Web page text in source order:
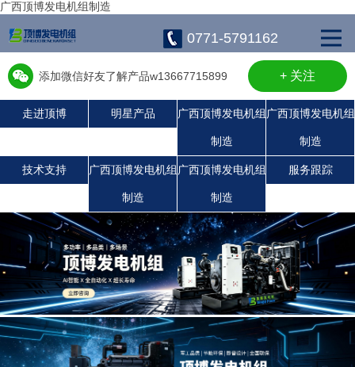
广西顶博发电机组制造
0771-5791162
添加微信好友了解产品w13667715899 + 关注
走进顶博 明星产品 广西顶博发电机组
制造
广西顶博发电机组
制造
技术支持 广西顶博发电机组
制造
广西顶博发电机组
制造
服务跟踪
静音发电机组
潍柴发电机组
珀金斯发电机组
沃尔沃发电机组
康明斯广西顶博发电机组制造
广西顶博发电机组制造:上柴发电机组
玉柴发电机组